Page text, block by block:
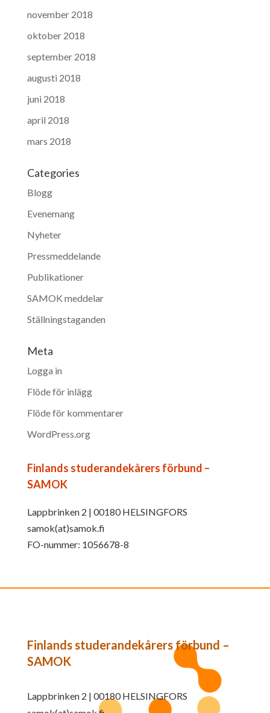
november 2018
oktober 2018
september 2018
augusti 2018
juni 2018
april 2018
mars 2018
Categories
Blogg
Evenemang
Nyheter
Pressmeddelande
Publikationer
SAMOK meddelar
Ställningstaganden
Meta
Logga in
Flöde för inlägg
Flöde för kommentarer
WordPress.org
Finlands studerandekårers förbund –
SAMOK
Lappbrinken 2 | 00180 HELSINGFORS
samok(at)samok.fi
FO-nummer: 1056678-8
Finlands studerandekårers förbund –
SAMOK
Lappbrinken 2 | 00180 HELSINGFORS